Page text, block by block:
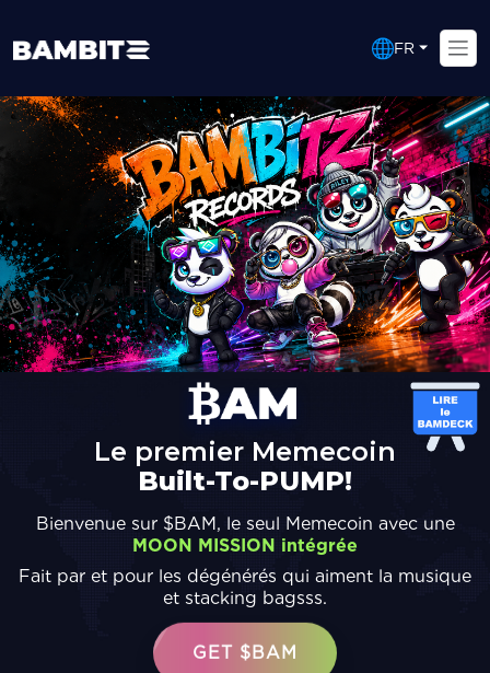
FR
Le premier Memecoin
Built-To-PUMP!
Bienvenue sur $BAM, le seul Memecoin avec une
MOON MISSION intégrée
Fait par et pour les dégénérés qui aiment la musique
et stacking bagsss.
GET $BAM